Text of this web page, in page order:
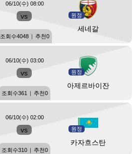
vs 원정
세네갈
06/10(수) 08:00
조회수4048 | 추천0
vs 원정
아제르바이잔
06/10(수) 03:00
조회수361 | 추천0
vs 원정
카자흐스탄
06/10(수) 02:00
조회수310 | 추천0